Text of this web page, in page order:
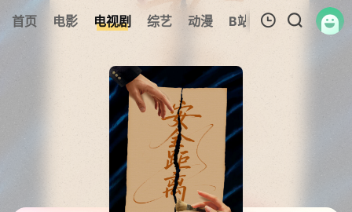
首页 电影 电视剧 综艺 动漫 B站 317美剧 追
暂无观看影片的记录